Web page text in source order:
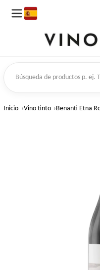
productos
Inicio Vino tinto Benanti Etna